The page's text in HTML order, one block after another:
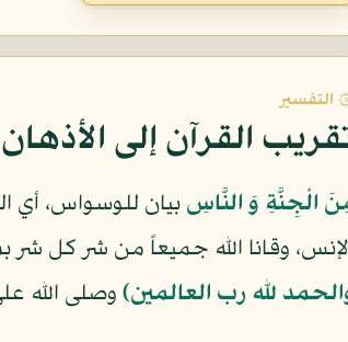
التفسير
القرآن إلى الأذهان
الْجِنَّةِ وَ النَّاسِ بيان للوسواس،
وقانا الله جميعاً من شر كل شر
لله رب العالمين) وصلى الله